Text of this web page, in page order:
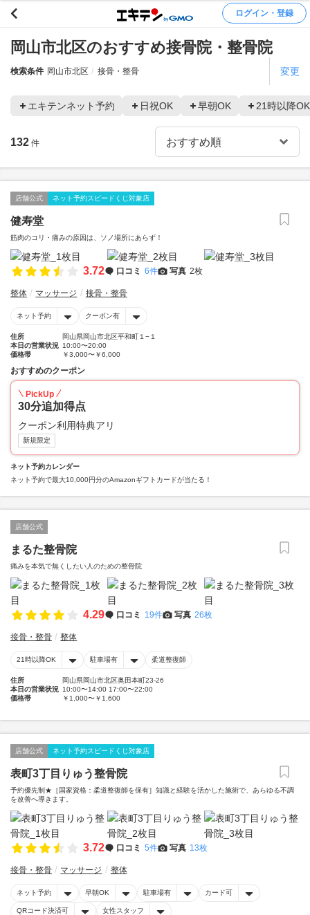
ログイン・登録
岡山市北区のおすすめ接骨院・整骨院
検索条件 岡山市北区 接骨・整骨 変更
エキテンネット予約 日祝OK 早朝OK 21時以降OK
132 件
店舗公式 ネット予約スピードくじ対象店
健寿堂
筋肉のコリ・痛みの原因は、ソノ場所にあらず！
3.72 口コミ 6件 写真 2枚
整体 マッサージ 接骨・整骨
ネット予約 クーポン有
住所
岡山県岡山市北区平和町１−１
本日の営業状況 10:00〜20:00
価格帯
￥3,000〜￥6,000
おすすめのクーポン
PickUp
30分追加得点
クーポン利用特典アリ
新規限定
ネット予約カレンダー
ネット予約で最大10,000円分のAmazonギフトカードが当たる！
店舗公式
まるた整骨院
痛みを本気で無くしたい人のための整骨院
4.29 口コミ 19件 写真 26枚
接骨・整骨 整体
21時以降OK 駐車場有 柔道整復師
住所
岡山県岡山市北区奥田本町23-26
本日の営業状況 10:00〜14:00 17:00〜22:00
価格帯
￥1,000〜￥1,600
店舗公式 ネット予約スピードくじ対象店
表町3丁目りゅう整骨院
予約優先制★［国家資格：柔道整復師を保有］知識と経験を活かした施術で、あらゆる不調
を改善へ導きます。
3.72 口コミ 5件 写真 13枚
接骨・整骨 マッサージ 整体
ネット予約 早朝OK 駐車場有 カード可
QRコード決済可 女性スタッフ